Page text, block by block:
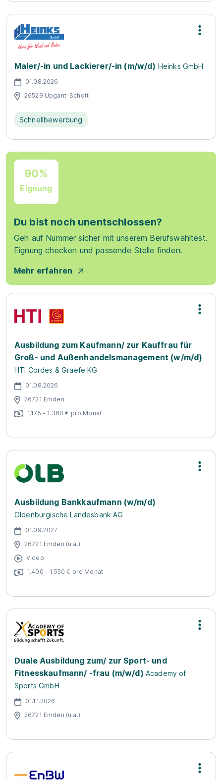
Maler/-in und Lackierer/-in (m/w/d) Heinks GmbH
01.08.2026
26529 Upgant-Schott
Schnellbewerbung
90%
Eignung
Du bist noch unentschlossen?
Geh auf Nummer sicher mit unserem Berufswahltest.
Eignung checken und passende Stelle finden.
Mehr erfahren
Ausbildung zum Kaufmann/ zur Kauffrau für
Groß- und Außenhandelsmanagement (w/m/d)
HTI Cordes & Graefe KG
01.08.2026
26721 Emden
1.175 - 1.360 € pro Monat
Ausbildung Bankkaufmann (w/m/d)
Oldenburgische Landesbank AG
01.09.2027
26721 Emden (u.a.)
Video
1.400 - 1.550 € pro Monat
Duale Ausbildung zum/ zur Sport- und
Fitnesskaufmann/ -frau (m/w/d) Academy of
Sports GmbH
01.11.2026
26721 Emden (u.a.)